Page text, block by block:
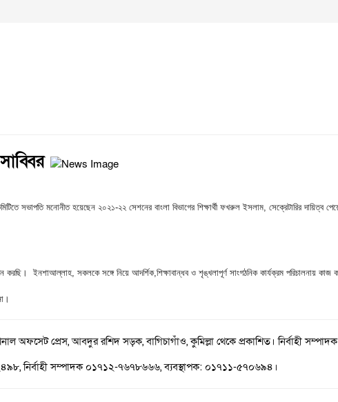
সভাপতি মনোনীত হয়েছেন ২০২১-২২ সেশনের বাংলা বিভাগের শিক্ষার্থী ফখরুল ইসলাম, সেক্রেটারির দায়িত্ব
ইনশাআল্লাহ, সকলকে সঙ্গে নিয়ে আদর্শিক,শিক্ষাবান্ধব ও শৃঙ্খলাপূর্ণ সাংগঠনিক কার্যক্রম পরিচালনায় কাজ
অফসেট প্রেস, আবদুর রশিদ সড়ক, বাগিচাগাঁও, কুমিল্লা থেকে প্রকাশিত। নির্বাহী
নির্বাহী সম্পাদক ০১৭১২-৭৬৭৮৬৬৬, ব্যবস্থাপক: ০১৭১১-৫৭০৬৯৪।